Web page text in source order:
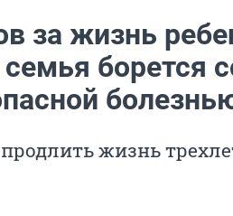
за жизнь
борется
жизнь